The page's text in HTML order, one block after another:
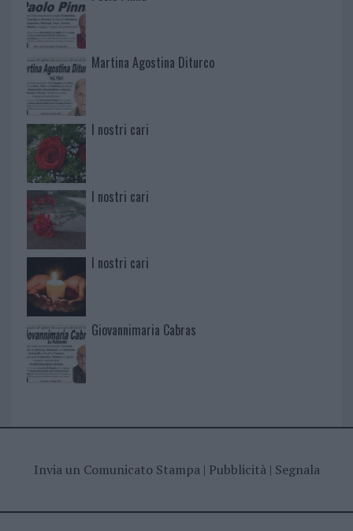
Martina Agostina Diturco
I nostri cari
I nostri cari
I nostri cari
Giovannimaria Cabras
Invia un Comunicato Stampa| Pubblicità| Segnala